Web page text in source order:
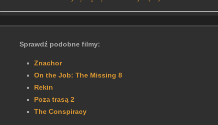
Sprawdź podobne filmy:
Znachor
On the Job: The Missing 8
Rekin
Poza trasą 2
The Conspiracy